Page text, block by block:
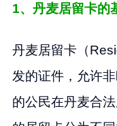
1、丹麦居留卡的
丹麦居留卡（
发的证件，允许
的公民在丹麦合